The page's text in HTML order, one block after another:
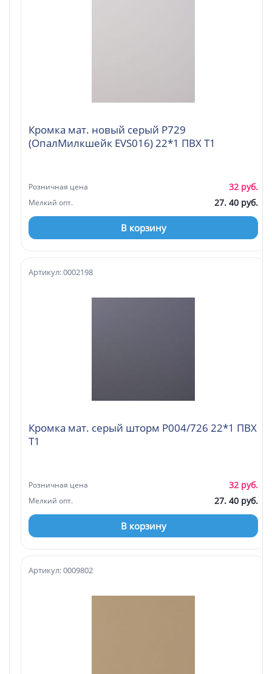
Кромка мат. новый серый P729
(ОпалМилкшейк EVS016) 22*1 ПВХ Т1
Розничная цена 32 руб.
Мелкий опт. 27. 40 руб.
В корзину
Кромка мат. серый шторм P004/726 22*1 ПВХ
Т1
Артикул: 0002198
Розничная цена 32 руб.
Мелкий опт. 27. 40 руб.
В корзину
Артикул: 0009802